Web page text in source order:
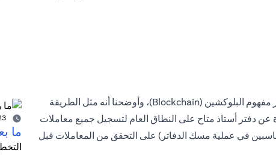
في منشورنا السابق حول عملة البيتكوين (Bitcoins)، تناولنا بإيجاز مفهوم البلوكشين (Blockchain)، وأوضحنا أنه مثل الطريقة
عن دفتر أستاذ متاح على النطاق العام لتسجيل جميع معاملات
في عملية مسك الدفاتر) على التحقق من المعاملات قبل
ما